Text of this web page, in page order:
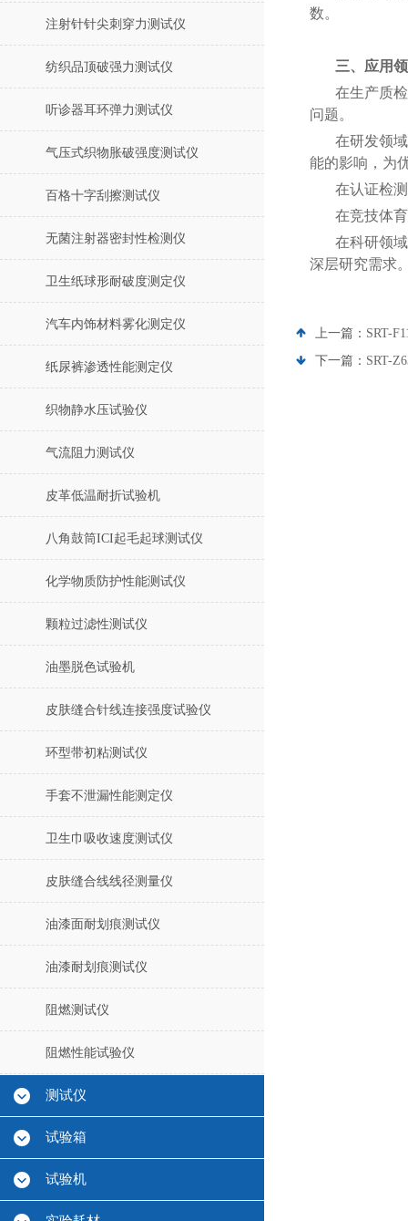
注射针针尖刺穿力测试仪
纺织品顶破强力测试仪
听诊器耳环弹力测试仪
气压式织物胀破强度测试仪
百格十字刮擦测试仪
无菌注射器密封性检测仪
卫生纸球形耐破度测定仪
汽车内饰材料雾化测定仪
纸尿裤渗透性能测定仪
织物静水压试验仪
气流阻力测试仪
皮革低温耐折试验机
八角鼓筒ICI起毛起球测试仪
化学物质防护性能测试仪
颗粒过滤性测试仪
油墨脱色试验机
皮肤缝合针线连接强度试验仪
环型带初粘测试仪
手套不泄漏性能测定仪
卫生巾吸收速度测试仪
皮肤缝合线线径测量仪
油漆面耐划痕测试仪
油漆耐划痕测试仪
阻燃测试仪
阻燃性能试验仪
测试仪
试验箱
试验机
数。
三、应用
在生产质
问题。
在研发领
能的影响，为
在认证检
在竞技体
在科研领
深层研究需求
上一篇： SRT-
下一篇： SRT-